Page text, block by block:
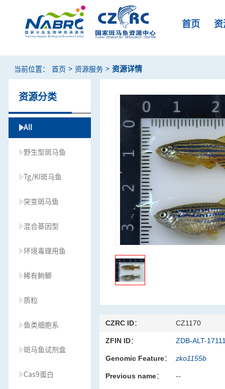
首页
当前位置： 首页 > 资源服务 > 资源详情
资源分类
All
野生型斑马鱼
Tg/KI斑马鱼
突变斑马鱼
混合基因型
环境毒理用鱼
稀有鮈鲫
质粒
鱼类细胞系
斑马鱼试剂盒
Cas9蛋白
CZRC ID： CZ1170
ZFIN ID： ZDB-ALT-
Genomic Feature： zko1155b
Previous name： --